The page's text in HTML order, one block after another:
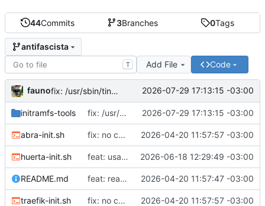
44Commits 3Branches 0Tags
antifascista
T Add File Code
fauno fix: /usr/sbin/tinc no existe 2026-07-29 17:13:15 -03:00
initramfs-tools fix: /usr/sbin/tinc no existe 2026-07-29 17:13:15 -03:00
abra-init.sh fix: no correr como root 2026-04-20 11:57:57 -03:00
huerta-init.sh feat: usar proveedores alternativos de dns 2026-06-18 12:29:49 -03:00
README.md feat: readme 2026-04-20 11:57:47 -03:00
traefik-init.sh fix: no correr como root 2026-04-20 11:57:57 -03:00